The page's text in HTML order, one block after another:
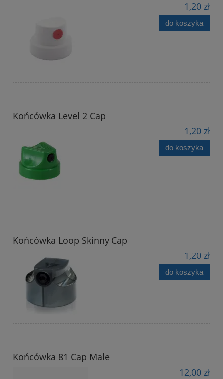
1,20 zł
do koszyka
Końcówka Level 2 Cap
1,20 zł
do koszyka
Końcówka Loop Skinny Cap
1,20 zł
do koszyka
Końcówka 81 Cap Male
12,00 zł